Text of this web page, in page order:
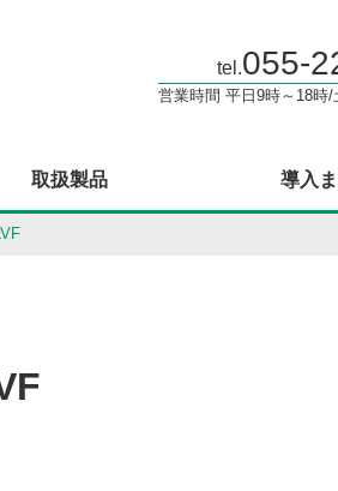
tel.055-
営業時間 平日9時～18時
取扱製品 導入